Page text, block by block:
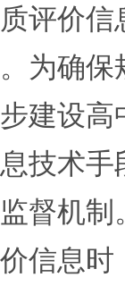
价信
为确
建设
技术
督机
信息